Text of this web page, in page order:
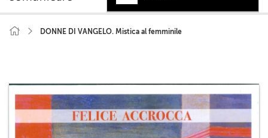
+
CHIESA
+
MONDO
DONNE DI VANGELO. Mistica al femminile